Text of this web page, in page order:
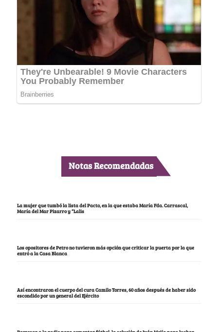
Notas Recomendadas
La mujer que tumbó la lista del Pacto, en la que estaba María Fda. Carrascal,
María del Mar Pizarro y “Lalis
Los opositores de Petro no tuvieron más opción que criticar la puerta por la que
entró a la Casa Blanca
Así encontraron el cuerpo del cura Camilo Torres, 60 años después de haber sido
escondido por un general del Ejército